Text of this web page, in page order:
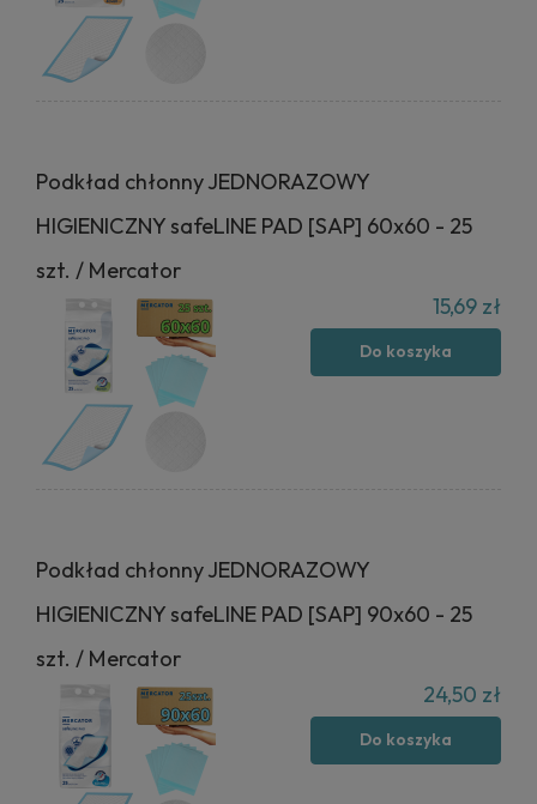
Podkład chłonny JEDNORAZOWY
HIGIENICZNY safeLINE PAD [SAP] 60x60 - 25
szt. / Mercator
15,69 zł
Do koszyka
Podkład chłonny JEDNORAZOWY
HIGIENICZNY safeLINE PAD [SAP] 90x60 - 25
szt. / Mercator
24,50 zł
Do koszyka